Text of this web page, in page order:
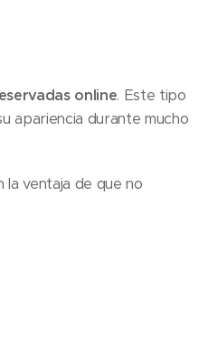
online. Este tipo
apariencia durante mucho
ventaja de que no